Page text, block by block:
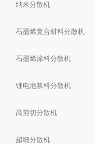
纳米分散机
石墨烯复合材料分散机
石墨烯涂料分散机
锂电池浆料分散机
高剪切分散机
超细分散机